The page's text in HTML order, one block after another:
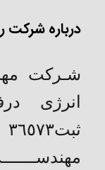
درباره شرکت
شـركت
انرژی